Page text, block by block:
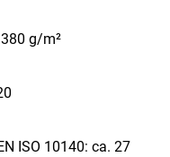
g/m²
ISO 10140: ca. 27